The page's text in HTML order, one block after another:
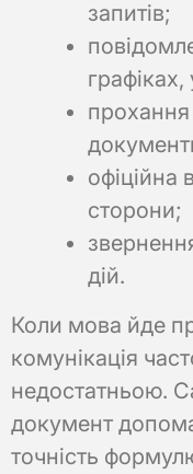
запитів;
офіційна
сторони;
дій.
Коли мова йде
комунікація
недостатньою.
документ
точність